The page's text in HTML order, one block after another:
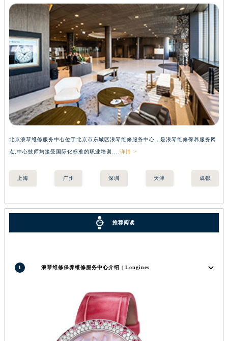
北京浪琴维修服务中心位于北京市东城区浪琴维修服务中心，是浪琴维修保养服务网
点,中心技师均接受国际化标准的职业培训.... 详情 >
上海 广州 深圳 天津 成都
推荐阅读
1 浪琴维修保养维修服务中心介绍 | Longines